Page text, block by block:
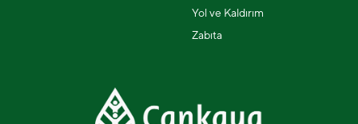
Yol ve Kaldırım
Zabıta